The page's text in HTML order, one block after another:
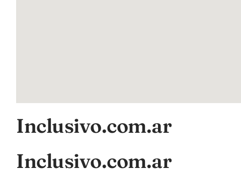
Inclusivo.com.ar
Inclusivo.com.ar